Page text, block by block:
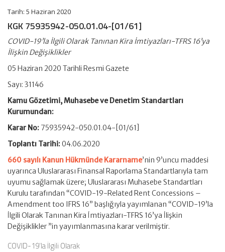
Tarih: 5 Haziran 2020
KGK 75935942-050.01.04-[01/61]
COVID-19’la İlgili Olarak Tanınan Kira İmtiyazları-TFRS 16’ya
İlişkin Değişiklikler
05 Haziran 2020 Tarihli Resmi Gazete
Sayı: 31146
Kamu Gözetimi, Muhasebe ve Denetim Standartları
Kurumundan:
Karar No: 75935942-050.01.04-[01/61]
Toplantı Tarihi:04.06.2020
660 sayılı Kanun Hükmünde Kararname’nin 9’uncu maddesi
uyarınca Uluslararası Finansal Raporlama Standartlarıyla tam
uyumu sağlamak üzere; Uluslararası Muhasebe Standartları
Kurulu tarafından “COVID-19-Related Rent Concessions –
Amendment too IFRS 16” başlığıyla yayımlanan “COVID-19’la
İlgili Olarak Tanınan Kira İmtiyazları-TFRS 16’ya İlişkin
Değişiklikler ”in yayımlanmasına karar verilmiştir.
COVID-19’la İlgili Olarak